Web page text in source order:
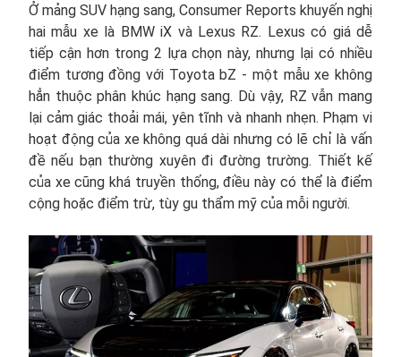
Ở mảng SUV hạng sang, Consumer Reports khuyến nghị
hai mẫu xe là BMW iX và Lexus RZ. Lexus có giá dễ
tiếp cận hơn trong 2 lựa chọn này, nhưng lại có nhiều
điểm tương đồng với Toyota bZ - một mẫu xe không
hẳn thuộc phân khúc hạng sang. Dù vậy, RZ vẫn mang
lại cảm giác thoải mái, yên tĩnh và nhanh nhẹn. Phạm vi
hoạt động của xe không quá dài nhưng có lẽ chỉ là vấn
đề nếu bạn thường xuyên đi đường trường. Thiết kế
của xe cũng khá truyền thống, điều này có thể là điểm
cộng hoặc điểm trừ, tùy gu thẩm mỹ của mỗi người.